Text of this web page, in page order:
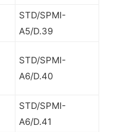
STD/SPMI-
A5/D.39
STD/SPMI-
A6/D.40
STD/SPMI-
A6/D.41